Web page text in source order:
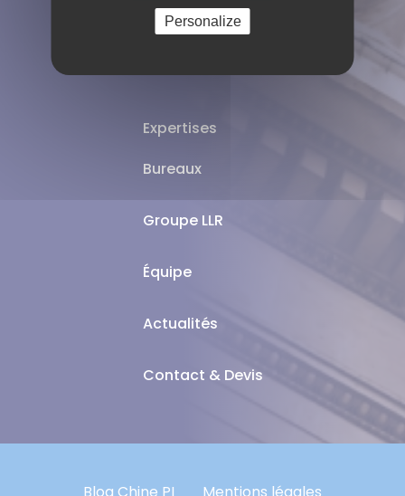
Expertises
Bureaux
Groupe LLR
Équipe
Actualités
Contact & Devis
Personalize